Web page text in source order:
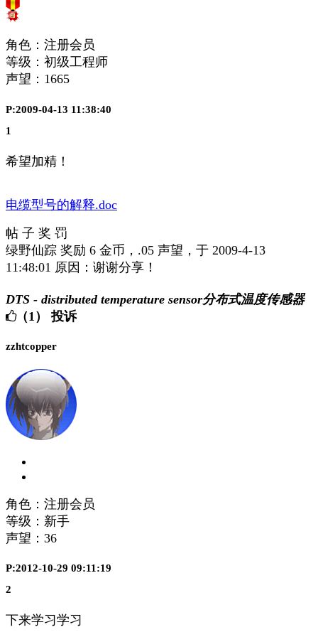
角色：注册会员
等级：初级工程师
声望： 1665
P:2009-04-13 11:38:40
1
希望加精！
电缆型号的解释.doc
帖 子 奖 罚
绿野仙踪 奖励 6 金币，.05 声望，于 2009-4-13
11:48:01 原因：谢谢分享！
DTS - distributed temperature sensor分布式温度传感器
（1）
投诉
zzhtcopper
角色：注册会员
等级：新手
声望： 36
P:2012-10-29 09:11:19
2
下来学习学习